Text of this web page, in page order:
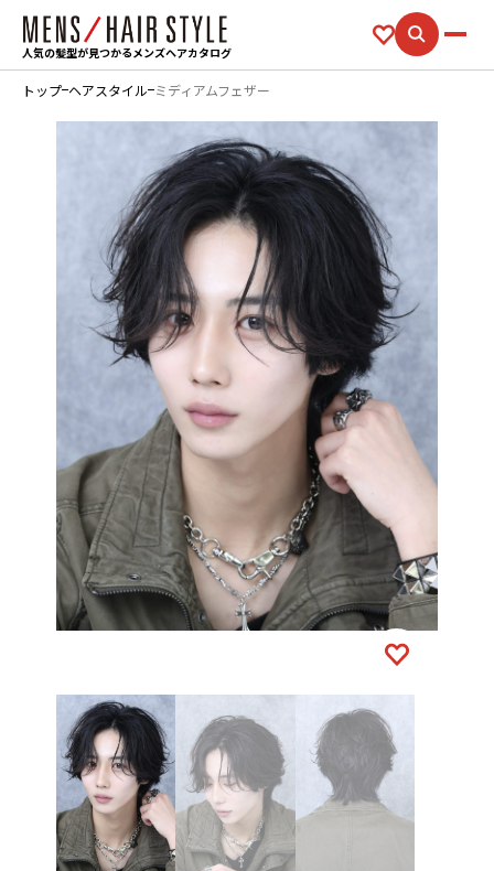
人気の髪型が見つかるメンズヘアカタログ
トップ ヘアスタイル ミディアムフェザー